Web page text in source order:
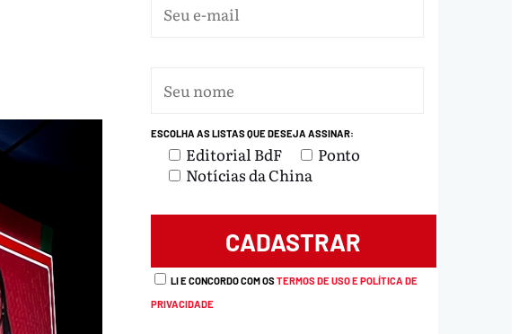
ESCOLHA AS LISTAS QUE DESEJA ASSINAR:
Editorial BdF
Ponto
Notícias da China
LI E CONCORDO COM OSTERMOS DE USO E POLÍTICA DE
PRIVACIDADE